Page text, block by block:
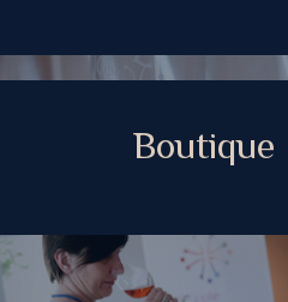
Boutique